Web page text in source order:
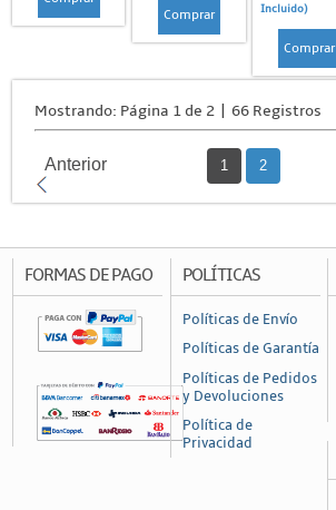
Comprar
Incluido)
Comprar
Mostrando: Página 1 de 2 | 66 Registros
Anterior 1 2
FORMAS DE PAGO POLÍTICAS
Políticas de Envío
Políticas de Garantía
Políticas de Pedidos
y Devoluciones
Política de
Privacidad